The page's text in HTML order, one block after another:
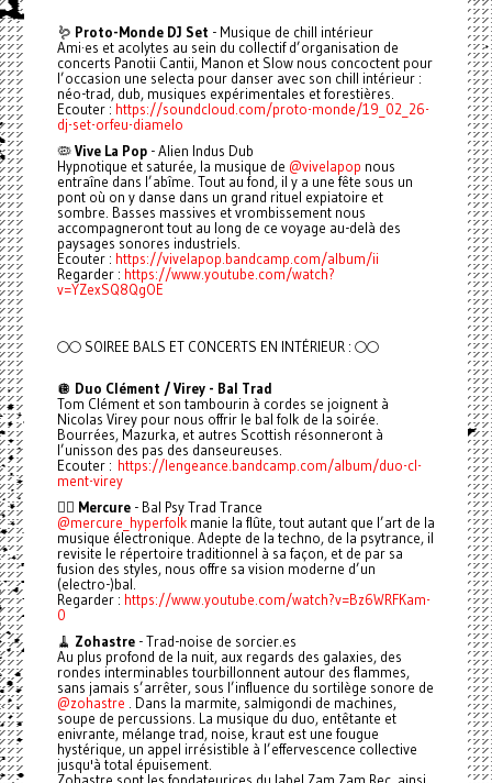
🪱 Proto-Monde DJ Set - Musique de chill intérieur
Ami·es et acolytes au sein du collectif d’organisation de
concerts Panotii Cantii, Manon et Slow nous concoctent pour
l’occasion une selecta pour danser avec son chill intérieur :
néo-trad, dub, musiques expérimentales et forestières.
Ecouter : https://soundcloud.com/proto-monde/19_02_26-
dj-set-orfeu-diamelo
🦠Vive La Pop- Alien Indus Dub
Hypnotique et saturée, la musique de @vivelapop nous
entraîne dans l’abîme. Tout au fond, il y a une fête sous un
pont où on y danse dans un grand rituel expiatoire et
sombre. Basses massives et vrombissement nous
accompagneront tout au long de ce voyage au-delà des
paysages sonores industriels.
Ecouter : https://vivelapop.bandcamp.com/album/ii
Regarder : https://www.youtube.com/watch?
v=YZexSQ8QgOE
🌕🌕 SOIREE BALS ET CONCERTS EN INTÉRIEUR : 🌕🌕
🪩 Duo Clément / Virey - Bal Trad
Tom Clément et son tambourin à cordes se joignent à
Nicolas Virey pour nous offrir le bal folk de la soirée.
Bourrées, Mazurka, et autres Scottish résonneront à
l’unisson des pas des danseureuses.
Ecouter : https://lengeance.bandcamp.com/album/duo-cl-
ment-virey
🧚‍♂️ Mercure- Bal Psy Trad Trance
@mercure_hyperfolkmanie la flûte, tout autant que l’art de la
musique électronique. Adepte de la techno, de la psytrance, il
revisite le répertoire traditionnel à sa façon, et de par sa
fusion des styles, nous offre sa vision moderne d’un
(electro-)bal.
Regarder : https://www.youtube.com/watch?v=Bz6WRFKam-
0
🧹 Zohastre- Trad-noise de sorcier.es
Au plus profond de la nuit, aux regards des galaxies, des
rondes interminables tourbillonnent autour des flammes,
sans jamais s’arrêter, sous l’influence du sortilège sonore de
@zohastre . Dans la marmite, salmigondi de machines,
soupe de percussions. La musique du duo, entêtante et
enivrante, mélange trad, noise, kraut est une fougue
hystérique, un appel irrésistible à l’effervescence collective
jusqu'à total épuisement.
Zohastre sont les fondateurices du label Zam Zam Rec, ainsi